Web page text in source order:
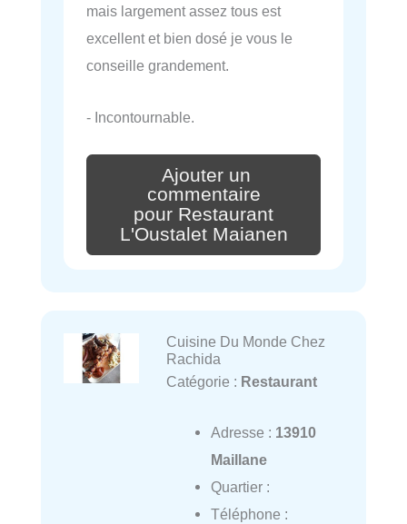
mais largement assez tous est
excellent et bien dosé je vous le
conseille grandement.
- Incontournable.
Ajouter un
commentaire
pour Restaurant
L'Oustalet Maianen
Cuisine Du Monde Chez
Rachida
Catégorie : Restaurant
Adresse : 13910
Maillane
Quartier :
Téléphone :